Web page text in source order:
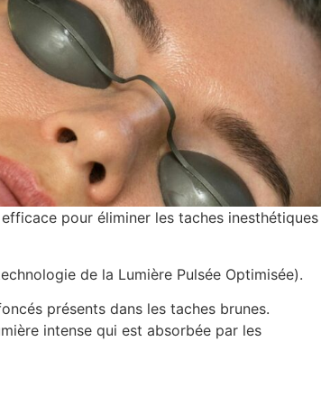
pour éliminer les taches inesthétiques
de la Lumière Pulsée Optimisée).
présents dans les taches brunes.
intense qui est absorbée par les